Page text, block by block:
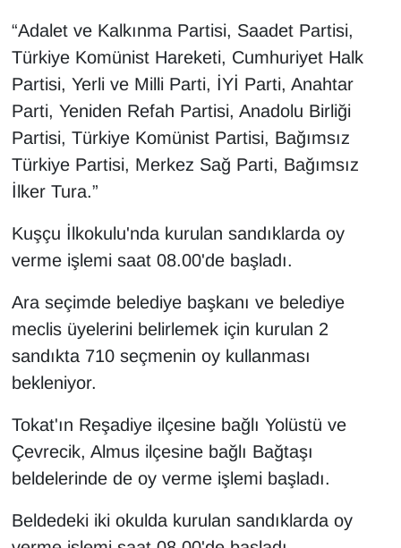
“Adalet ve Kalkınma Partisi, Saadet Partisi,
Türkiye Komünist Hareketi, Cumhuriyet Halk
Partisi, Yerli ve Milli Parti, İYİ Parti, Anahtar
Parti, Yeniden Refah Partisi, Anadolu Birliği
Partisi, Türkiye Komünist Partisi, Bağımsız
Türkiye Partisi, Merkez Sağ Parti, Bağımsız
İlker Tura.”
Kuşçu İlkokulu'nda kurulan sandıklarda oy
verme işlemi saat 08.00'de başladı.
Ara seçimde belediye başkanı ve belediye
meclis üyelerini belirlemek için kurulan 2
sandıkta 710 seçmenin oy kullanması
bekleniyor.
Tokat'ın Reşadiye ilçesine bağlı Yolüstü ve
Çevrecik, Almus ilçesine bağlı Bağtaşı
beldelerinde de oy verme işlemi başladı.
Beldedeki iki okulda kurulan sandıklarda oy
RÖPORTAJ
SAĞLIK
Seri İlan
Sinema - TV
SPOR
TEBRİK
TEKNOLOJİ
Turizm
VAN'DA SPOR
Vasıta
YAŞAM